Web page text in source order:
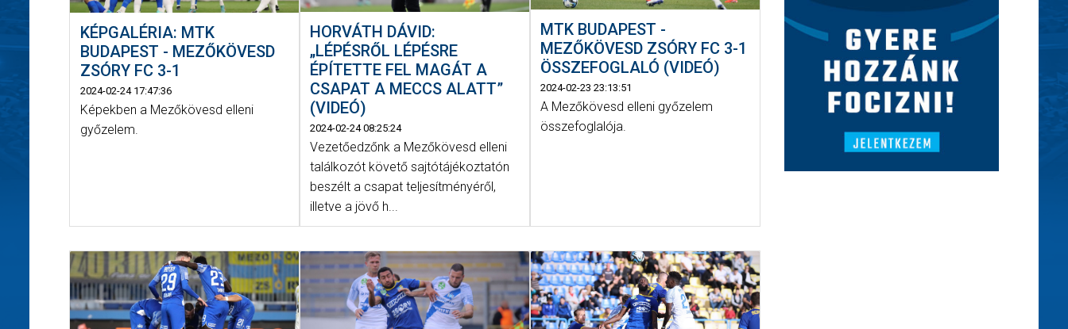
KÉPGALÉRIA: MTK
BUDAPEST - MEZŐKÖVESD
ZSÓRY FC 3-1
2024-02-24 17:47:36
Képekben a Mezőkövesd elleni
győzelem.
HORVÁTH DÁVID:
„LÉPÉSRŐL LÉPÉSRE
ÉPÍTETTE FEL MAGÁT A
CSAPAT A MECCS ALATT”
(VIDEÓ)
2024-02-24 08:25:24
Vezetőedzőnk a Mezőkövesd elleni
találkozót követő sajtótájékoztatón
beszélt a csapat teljesítményéről,
illetve a jövő h...
MTK BUDAPEST -
MEZŐKÖVESD ZSÓRY FC 3-1
ÖSSZEFOGLALÓ (VIDEÓ)
2024-02-23 23:13:51
A Mezőkövesd elleni győzelem
összefoglalója.